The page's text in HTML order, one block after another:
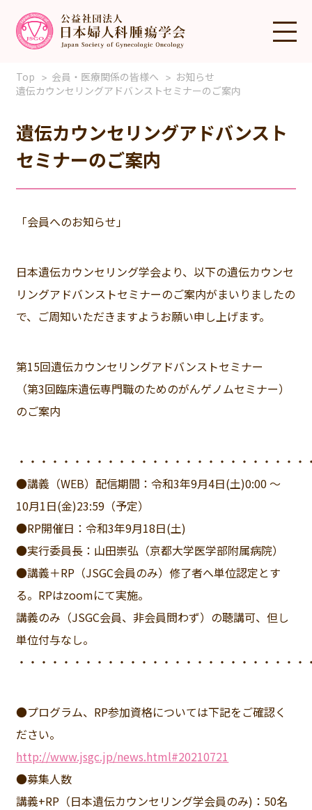
Top 会員・医療関係の皆様へ
お知らせ
遺伝カウンセリングアドバンストセミナーのご案内
遺伝カウンセリングアドバンスト
セミナーのご案内
「会員へのお知らせ」
日本遺伝カウンセリング学会より、以下の遺伝カウンセ
リングアドバンストセミナーのご案内がまいりましたの
で、ご周知いただきますようお願い申し上げます。
第15回遺伝カウンセリングアドバンストセミナー
（第3回臨床遺伝専門職のためのがんゲノムセミナー）
のご案内
・・・・・・・・・・・・・・・・・・・・・・・・・
●講義（WEB）配信期間：令和3年9月4日(土)0:00 ～
10月1日(金)23:59（予定）
●RP開催日：令和3年9月18日(土)
●実行委員長：山田崇弘（京都大学医学部附属病院）
●講義＋RP（JSGC会員のみ）修了者へ単位認定とす
る。RPはzoomにて実施。
講義のみ（JSGC会員、非会員問わず）の聴講可、但し
単位付与なし。
・・・・・・・・・・・・・・・・・・・・・・・・・
●プログラム、RP参加資格については下記をご確認く
ださい。
http://www.jsgc.jp/news.html#20210721
●募集人数
講義+RP（日本遺伝カウンセリング学会員のみ)：50名